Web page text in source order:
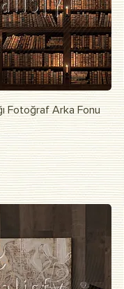
Fotoğraf Arka Fonu